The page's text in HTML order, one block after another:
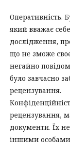
Оперативність.
який вважає
дослідження,
що не зможе
негайно
було завчасно
рецензування.
рецензування,
документи. Їх
іншими